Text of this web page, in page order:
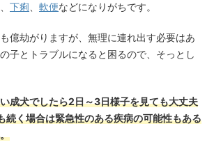
下痢 軟便などになりがちです。
億劫がりますが、無理に連れ出す必要はあ
子とトラブルになると困るので、そっとし
成犬でしたら2日～3日様子を見ても大丈夫
続く場合は緊急性のある疾病の可能性もある